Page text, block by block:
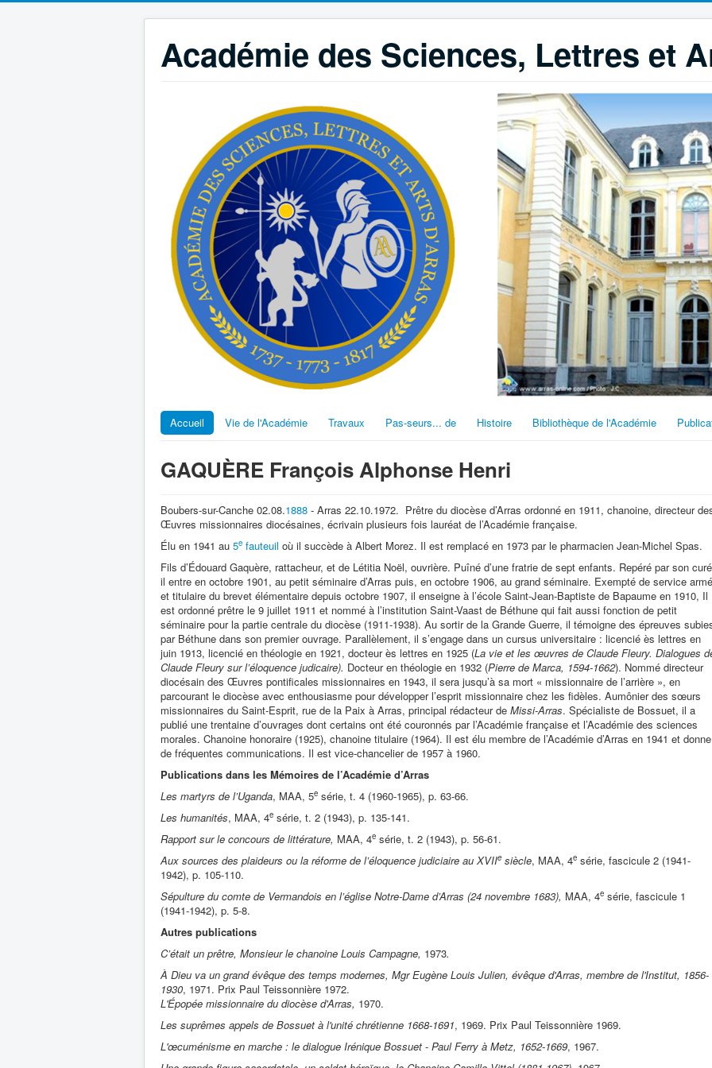
Académie des Sciences, Lettres et
Accueil Vie de l'Académie Travaux Pas-seurs... de Histoire Bibliothèque de l'Académie
GAQUÈRE François Alphonse Henri
Boubers-sur-Canche 02.08.1888 - Arras 22.10.1972. Prêtre du diocèse d’Arras ordonné en 1911, chanoine, directeur
Œuvres missionnaires diocésaines, écrivain plusieurs fois lauréat de l’Académie française.
Élu en 1941 au 5e fauteuil où il succède à Albert Morez. Il est remplacé en 1973 par le pharmacien Jean-Michel Spas.
Fils d’Édouard Gaquère, rattacheur, et de Létitia Noël, ouvrière. Puîné d’une fratrie de sept enfants. Repéré par son
il entre en octobre 1901, au petit séminaire d’Arras puis, en octobre 1906, au grand séminaire. Exempté de service
et titulaire du brevet élémentaire depuis octobre 1907, il enseigne à l’école Saint-Jean-Baptiste de Bapaume en 1910, Il
est ordonné prêtre le 9 juillet 1911 et nommé à l’institution Saint-Vaast de Béthune qui fait aussi fonction de petit
séminaire pour la partie centrale du diocèse (1911-1938). Au sortir de la Grande Guerre, il témoigne des épreuves
par Béthune dans son premier ouvrage. Parallèlement, il s’engage dans un cursus universitaire : licencié ès lettres en
juin 1913, licencié en théologie en 1921, docteur ès lettres en 1925 (La vie et les œuvres de Claude Fleury. Dialogues
Claude Fleury sur l’éloquence judicaire). Docteur en théologie en 1932 (Pierre de Marca, 1594-1662). Nommé directeur
diocésain des Œuvres pontificales missionnaires en 1943, il sera jusqu’à sa mort « missionnaire de l’arrière », en
parcourant le diocèse avec enthousiasme pour développer l’esprit missionnaire chez les fidèles. Aumônier des sœurs
missionnaires du Saint-Esprit, rue de la Paix à Arras, principal rédacteur de Missi-Arras. Spécialiste de Bossuet, il a
publié une trentaine d’ouvrages dont certains ont été couronnés par l’Académie française et l’Académie des sciences
morales. Chanoine honoraire (1925), chanoine titulaire (1964). Il est élu membre de l’Académie d’Arras en 1941 et donne
de fréquentes communications. Il est vice-chancelier de 1957 à 1960.
Publications dans les Mémoires de l’Académie d’Arras
Les martyrs de l’Uganda, MAA, 5e série, t. 4 (1960-1965), p. 63-66.
Les humanités, MAA, 4e série, t. 2 (1943), p. 135-141.
Rapport sur le concours de littérature, MAA, 4e série, t. 2 (1943), p. 56-61.
Aux sources des plaideurs ou la réforme de l’éloquence judiciaire au XVIIe siècle, MAA, 4e série, fascicule 2 (1941-
1942), p. 105-110.
Sépulture du comte de Vermandois en l’église Notre-Dame d’Arras (24 novembre 1683), MAA, 4e série, fascicule 1
(1941-1942), p. 5-8.
Autres publications
C’était un prêtre, Monsieur le chanoine Louis Campagne, 1973.
À Dieu va un grand évêque des temps modernes, Mgr Eugène Louis Julien, évêque d'Arras, membre de l'Institut, 1856-
1930, 1971. Prix Paul Teissonnière 1972.
L'Épopée missionnaire du diocèse d'Arras, 1970.
Les suprêmes appels de Bossuet à l'unité chrétienne 1668-1691, 1969. Prix Paul Teissonnière 1969.
L'œcuménisme en marche : le dialogue Irénique Bossuet - Paul Ferry à Metz, 1652-1669, 1967.